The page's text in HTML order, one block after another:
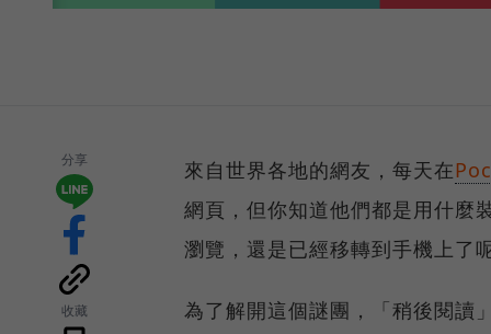
分享
收藏
來自世界各地的網友，每天在
網頁，但你知道他們都是用什麼
瀏覽，還是已經移轉到手機上了
為了解開這個謎團，「稍後閱讀